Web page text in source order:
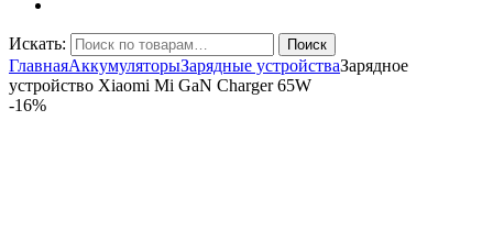
Искать: Поиск
ГлавнаяАккумуляторыЗарядные устройстваЗарядное
устройство Xiaomi Mi GaN Charger 65W
-16%